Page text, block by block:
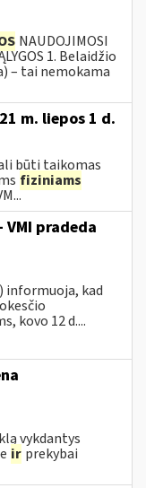
NAUDOJIMOSI
1. Belaidžio
– tai nemokama
m. liepos 1 d.
būti taikomas
fiziniams
pradeda
informuoja, kad
kovo 12 d....
vykdantys
ir prekybai